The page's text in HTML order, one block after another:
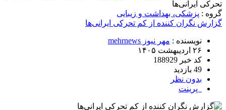
تحرکی ایرانی‌ها
گروه : پزشکی، بهداشت و زیبایی
گزارش نگران کننده از کم تحرکی ایرانی‌ها
نویسنده : مهر نیوز mehrnews
۲۶ اردیبهشت ۱۴۰۵
کد خبر 188929
49 بازدید
بدون نظر
پرینت